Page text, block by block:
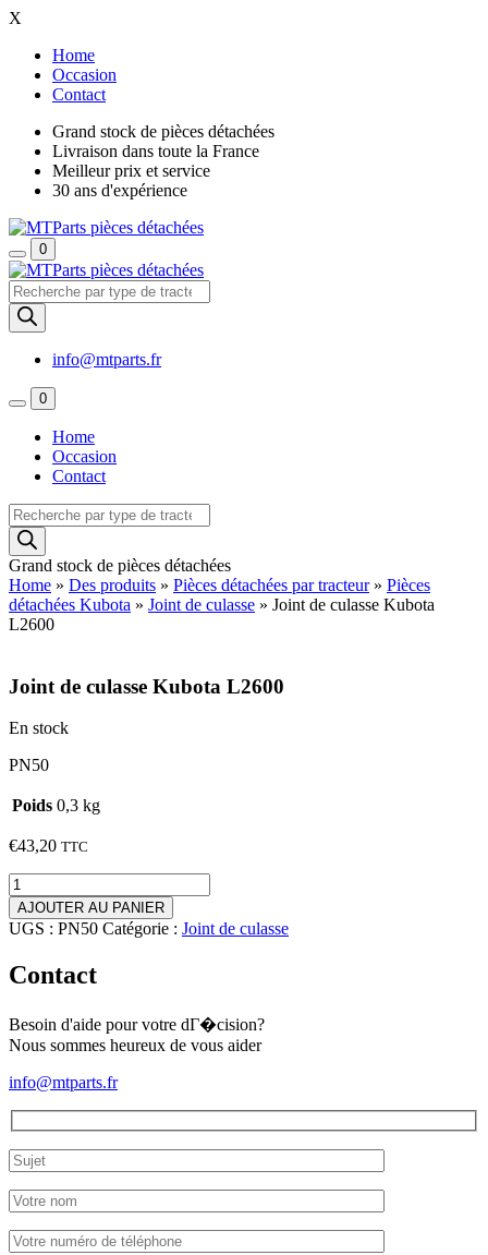
X
Home
Occasion
Contact
Grand stock de pièces détachées
Livraison dans toute la France
Meilleur prix et service
30 ans d'expérience
0
Recherche
de
produits
info@mtparts.fr
0
Home
Occasion
Contact
Recherche
de
produits
Grand stock de pièces détachées
Home » Des produits » Pièces détachées par tracteur» Pièces
détachées Kubota » Joint de culasse » Joint de culasse Kubota
L2600
Joint de culasse Kubota L2600
En stock
PN50
Poids 0,3 kg
€43,20 TTC
quantité
de
Joint
de
Kubota
AJOUTER AU PANIER
UGS : PN50 Catégorie : Joint de culasse
Contact
Besoin d'aide pour votre dГ�cision?
Nous sommes heureux de vous aider
info@mtparts.fr